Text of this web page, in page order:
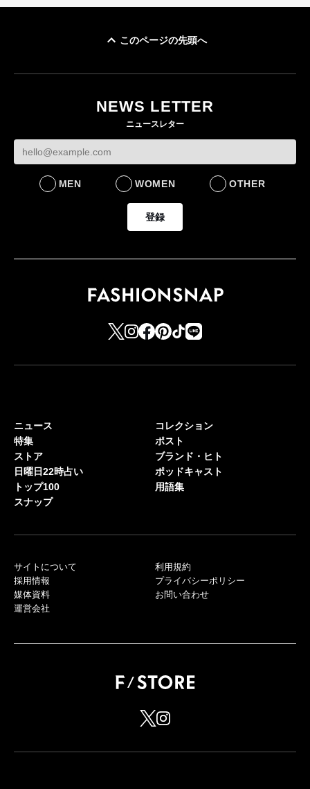
このページの先頭へ
NEWS LETTER
ニュースレター
MEN WOMEN OTHER
登録
ニュース
特集
ストア
日曜日22時占い
トップ100
スナップ
コレクション
ポスト
ブランド・ヒト
ポッドキャスト
用語集
サイトについて
採用情報
媒体資料
運営会社
利用規約
プライバシーポリシー
お問い合わせ